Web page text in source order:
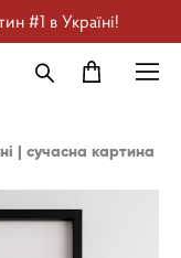
#1 в Україні!
| cучасна картина